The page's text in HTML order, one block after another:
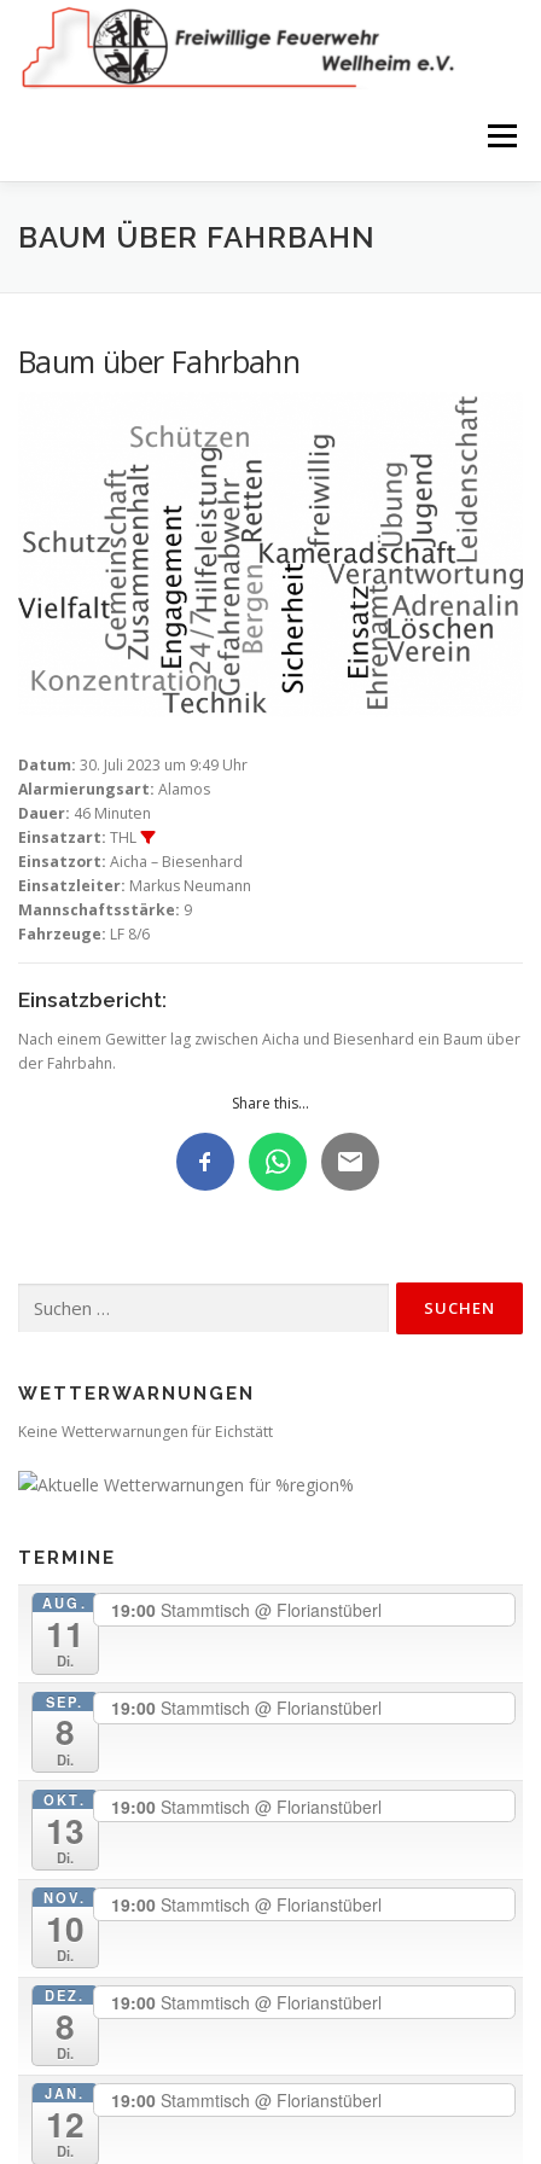
springen
Menü
NEWS VEREIN 150 JAHRE FEUERWEHR
BAUM ÜBER FAHRBAHN
Baum über Fahrbahn
Datum: 30. Juli 2023 um 9:49 Uhr
Alarmierungsart: Alamos
Dauer: 46 Minuten
Einsatzart: THL
Einsatzort: Aicha – Biesenhard
Einsatzleiter: Markus Neumann
Mannschaftsstärke: 9
Fahrzeuge: LF 8/6
Einsatzbericht:
Nach einem Gewitter lag zwischen Aicha und Biesenhard ein Baum über
der Fahrbahn.
Share this...
nach:
WETTERWARNUNGEN
Keine Wetterwarnungen für Eichstätt
TERMINE
AUG.
11
Di.
19:00 Stammtisch @ Florianstüberl
SEP.
8
Di.
19:00 Stammtisch @ Florianstüberl
OKT.
13
Di.
19:00 Stammtisch @ Florianstüberl
NOV.
10
Di.
19:00 Stammtisch @ Florianstüberl
DEZ.
8
Di.
19:00 Stammtisch @ Florianstüberl
JAN.
12
Di.
19:00 Stammtisch @ Florianstüberl